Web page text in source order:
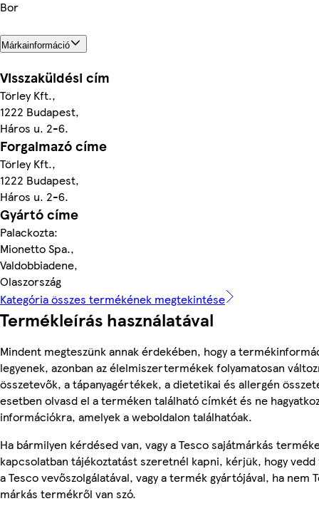
Bor
Márkainformáció
Visszaküldési cím
Törley Kft.,
1222 Budapest,
Háros u. 2-6.
Forgalmazó címe
Törley Kft.,
1222 Budapest,
Háros u. 2-6.
Gyártó címe
Palackozta:
Mionetto Spa.,
Valdobbiadene,
Olaszország
Kategória összes termékének megtekintése
Termékleírás használatával
Mindent megteszünk annak érdekében, hogy a
legyenek, azonban az élelmiszertermékek folyamatosan
összetevők, a tápanyagértékek, a dietetikai és allergén
esetben olvasd el a terméken található címkét és ne
információkra, amelyek a weboldalon találhatóak.
Ha bármilyen kérdésed van, vagy a Tesco sajátmárkás
kapcsolatban tájékoztatást szeretnél kapni, kérjük, hogy
a Tesco vevőszolgálatával, vagy a termék gyártójával, ha nem
márkás termékről van szó.